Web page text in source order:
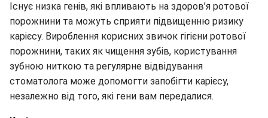
Існує низка генів, які впливають на здоров’я ротової
порожнини та можуть сприяти підвищенню ризику
карієсу. Вироблення корисних звичок гігієни ротової
порожнини, таких як чищення зубів, користування
зубною ниткою та регулярне відвідування
стоматолога може допомогти запобігти карієсу,
незалежно від того, які гени вам передалися.